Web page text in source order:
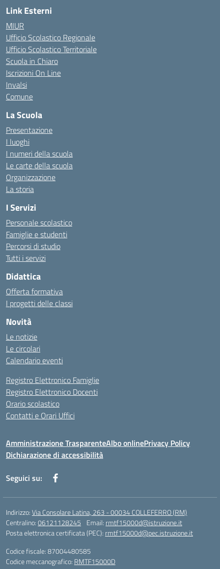
Link Esterni
MIUR
Ufficio Scolastico Regionale
Ufficio Scolastico Territoriale
Scuola in Chiaro
Iscrizioni On Line
Invalsi
Comune
La Scuola
Presentazione
I luoghi
I numeri della scuola
Le carte della scuola
Organizzazione
La storia
I Servizi
Personale scolastico
Famiglie e studenti
Percorsi di studio
Tutti i servizi
Didattica
Offerta formativa
I progetti delle classi
Novità
Le notizie
Le circolari
Calendario eventi
Registro Elettronico Famiglie
Registro Elettronico Docenti
Orario scolastico
Contatti e Orari Uffici
Amministrazione TrasparenteAlbo onlinePrivacy Policy
Dichiarazione di accessibilità
Seguici su:
Indirizzo:Via Consolare Latina, 263 - 00034 COLLEFERRO (RM)
Centralino:06121128245 Email: rmtf15000d@istruzione.it
Posta elettronica certificata (PEC): rmtf15000d@pec.istruzione.it
Codice fiscale: 87004480585
Codice meccanografico: RMTF15000D